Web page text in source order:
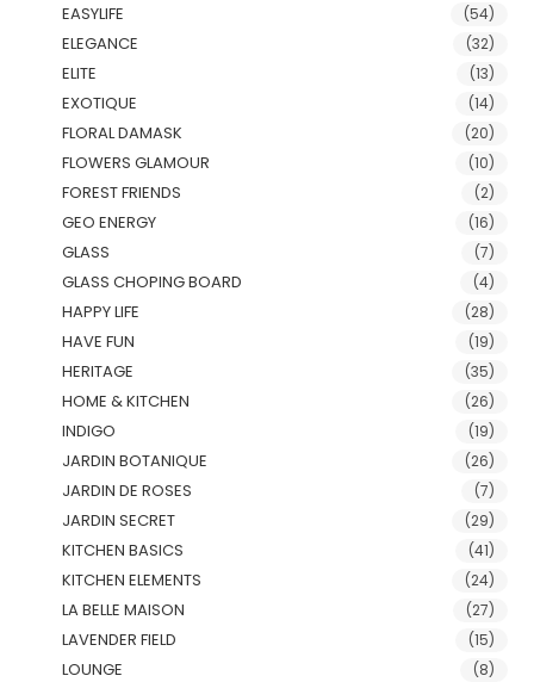
EASYLIFE (54)
ELEGANCE (32)
ELITE (13)
EXOTIQUE (14)
FLORAL DAMASK (20)
FLOWERS GLAMOUR (10)
FOREST FRIENDS (2)
GEO ENERGY (16)
GLASS (7)
GLASS CHOPING BOARD (4)
HAPPY LIFE (28)
HAVE FUN (19)
HERITAGE (35)
HOME & KITCHEN (26)
INDIGO (19)
JARDIN BOTANIQUE (26)
JARDIN DE ROSES (7)
JARDIN SECRET (29)
KITCHEN BASICS (41)
KITCHEN ELEMENTS (24)
LA BELLE MAISON (27)
LAVENDER FIELD (15)
LOUNGE (8)